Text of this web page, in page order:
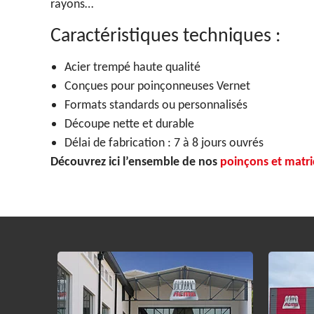
rayons…
Caractéristiques techniques :
Acier trempé haute qualité
Conçues pour poinçonneuses Vernet
Formats standards ou personnalisés
Découpe nette et durable
Délai de fabrication : 7 à 8 jours ouvrés
Découvrez ici l’ensemble de nos poinçons et